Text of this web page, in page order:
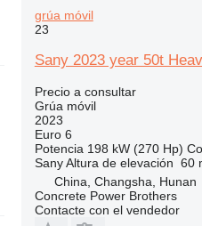
grúa móvil
23
Sany 2023 year 50t
Precio a consultar
Grúa móvil
2023
Euro 6
Potencia 198 kW (270 Hp)
Sany Altura de elevación 60
China, Changsha, Hunan
Concrete Power Brothers
Contacte con el vendedor